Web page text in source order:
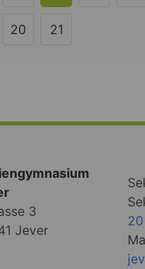
20 21
3
Jever
20